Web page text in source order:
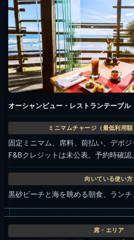
オーシャンビュー・レストランテーブル
固定ミニマム、席料、前払い、デポジ
F&Bクレジットは未公表。予約時確認。
黒砂ビーチと海を眺める朝食、ランチ